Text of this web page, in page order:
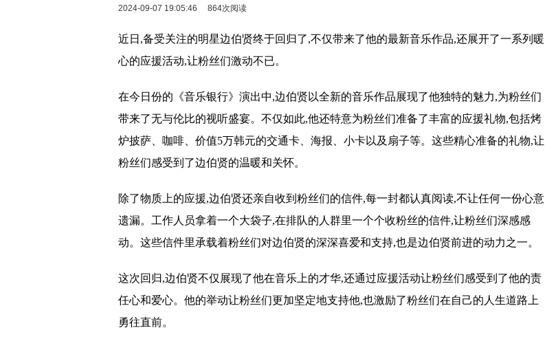
2024-09-07 19:05:46 864次阅读
近日,备受关注的明星边伯贤终于回归了,不仅带来了他的最新音乐作品,还展开了一系列暖
心的应援活动,让粉丝们激动不已。
在今日份的《音乐银行》演出中,边伯贤以全新的音乐作品展现了他独特的魅力,为粉丝们
带来了无与伦比的视听盛宴。不仅如此,他还特意为粉丝们准备了丰富的应援礼物,包括烤
炉披萨、咖啡、价值5万韩元的交通卡、海报、小卡以及扇子等。这些精心准备的礼物,让
粉丝们感受到了边伯贤的温暖和关怀。
除了物质上的应援,边伯贤还亲自收到粉丝们的信件,每一封都认真阅读,不让任何一份心意
遗漏。工作人员拿着一个大袋子,在排队的人群里一个个收粉丝的信件,让粉丝们深感感
动。这些信件里承载着粉丝们对边伯贤的深深喜爱和支持,也是边伯贤前进的动力之一。
这次回归,边伯贤不仅展现了他在音乐上的才华,还通过应援活动让粉丝们感受到了他的责
任心和爱心。他的举动让粉丝们更加坚定地支持他,也激励了粉丝们在自己的人生道路上
勇往直前。